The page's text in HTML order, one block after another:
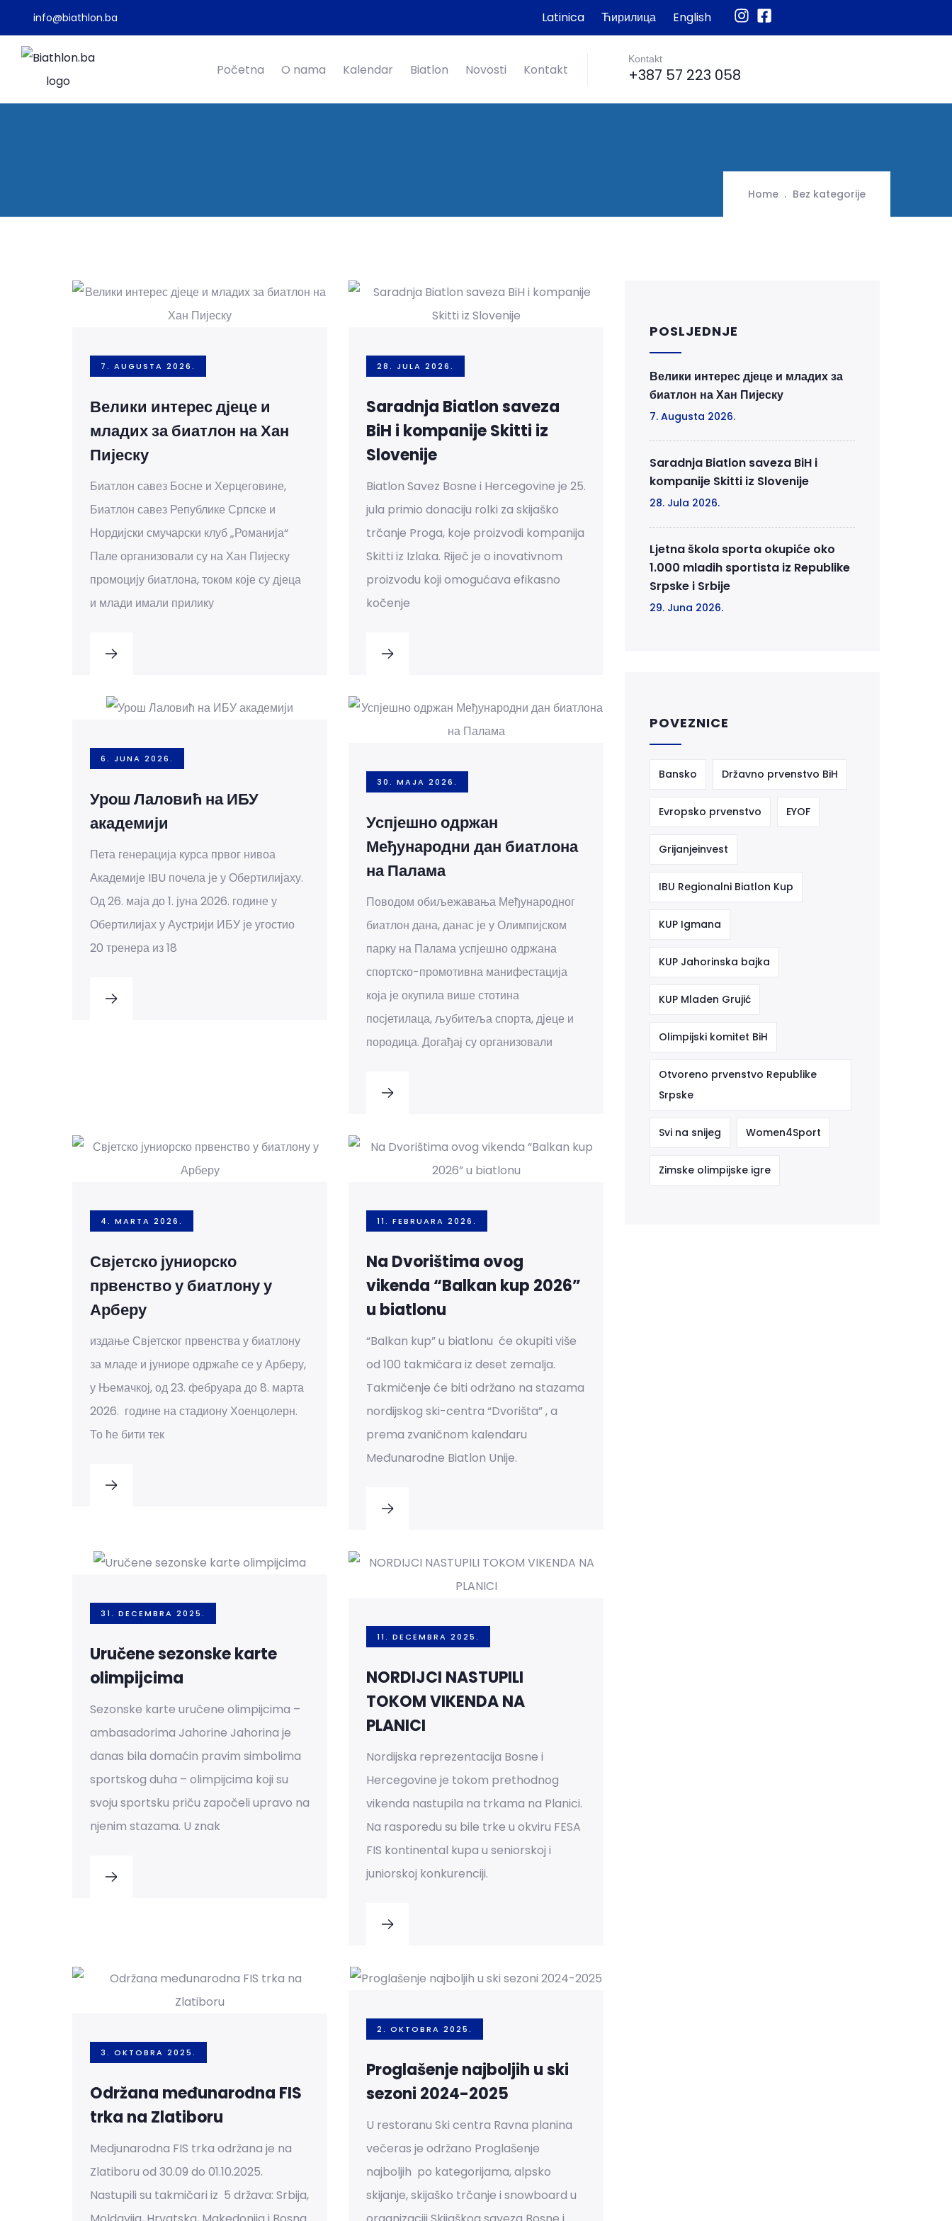
info@biathlon.ba Latinica Ћирилица English
Početna O nama Kalendar Biatlon Novosti Kontakt
Kontakt
+387 57 223 058
Home Bez kategorije
7. AUGUSTA 2026.
Велики интерес дјеце и
младих за биатлон на Хан
Пијеску
Биатлон савез Босне и Херцеговине,
Биатлон савез Републике Српске и
Нордијски смучарски клуб „Романија“
Пале организовали су на Хан Пијеску
промоцију биатлона, током које су дјеца
и млади имали прилику
28. JULA 2026.
Saradnja Biatlon saveza
BiH i kompanije Skitti iz
Slovenije
Biatlon Savez Bosne i Hercegovine je 25.
jula primio donaciju rolki za skijaško
trčanje Proga, koje proizvodi kompanija
Skitti iz Izlaka. Riječ je o inovativnom
proizvodu koji omogućava efikasno
kočenje
6. JUNA 2026.
Урош Лаловић на ИБУ
академији
Пета генерација курса првог нивоа
Академије IBU почела је у Обертилијаху.
Од 26. маја до 1. јуна 2026. године у
Обертилијах у Аустрији ИБУ је угостио
20 тренера из 18
30. MAJA 2026.
Успјешно одржан
Међународни дан биатлона
на Палама
Поводом обиљежавања Међународног
биатлон дана, данас је у Олимпијском
парку на Палама успјешно одржана
спортско-промотивна манифестација
која је окупила више стотина
посјетилаца, љубитеља спорта, дјеце и
породица. Догађај су организовали
4. MARTA 2026.
Свјетско јуниорско
првенство у биатлону у
Арберу
издање Свјетског првенства у биатлону
за младе и јуниоре одржаће се у Арберу,
у Њемачкој, од 23. фебруара до 8. марта
2026. године на стадиону Хоенцолерн.
То ће бити тек
11. FEBRUARA 2026.
Na Dvorištima ovog
vikenda “Balkan kup 2026”
u biatlonu
“Balkan kup” u biatlonu će okupiti više
od 100 takmičara iz deset zemalja.
Takmičenje će biti održano na stazama
nordijskog ski-centra “Dvorišta” , a
prema zvaničnom kalendaru
Međunarodne Biatlon Unije.
31. DECEMBRA 2025.
Uručene sezonske karte
olimpijcima
Sezonske karte uručene olimpijcima –
ambasadorima Jahorine Jahorina je
danas bila domaćin pravim simbolima
sportskog duha – olimpijcima koji su
svoju sportsku priču započeli upravo na
njenim stazama. U znak
11. DECEMBRA 2025.
NORDIJCI NASTUPILI
TOKOM VIKENDA NA
PLANICI
Nordijska reprezentacija Bosne i
Hercegovine je tokom prethodnog
vikenda nastupila na trkama na Planici.
Na rasporedu su bile trke u okviru FESA
FIS kontinental kupa u seniorskoj i
juniorskoj konkurenciji.
3. OKTOBRA 2025.
Održana međunarodna FIS
trka na Zlatiboru
Medjunarodna FIS trka održana je na
Zlatiboru od 30.09 do 01.10.2025.
Nastupili su takmičari iz 5 država: Srbija,
2. OKTOBRA 2025.
Proglašenje najboljih u ski
sezoni 2024-2025
U restoranu Ski centra Ravna planina
večeras je održano Proglašenje
najboljih po kategorijama, alpsko
skijanje, skijaško trčanje i snowboard u
POSLJEDNJE
Велики интерес дјеце и младих за
биатлон на Хан Пијеску
7. Augusta 2026.
Saradnja Biatlon saveza BiH i
kompanije Skitti iz Slovenije
28. Jula 2026.
Ljetna škola sporta okupiće oko
1.000 mladih sportista iz Republike
Srpske i Srbije
29. Juna 2026.
POVEZNICE
Bansko Državno prvenstvo BiH
Evropsko prvenstvo EYOF
Grijanjeinvest
IBU Regionalni Biatlon Kup
KUP Igmana
KUP Jahorinska bajka
KUP Mladen Grujić
Olimpijski komitet BiH
Otvoreno prvenstvo Republike
Srpske
Svi na snijeg Women4Sport
Zimske olimpijske igre